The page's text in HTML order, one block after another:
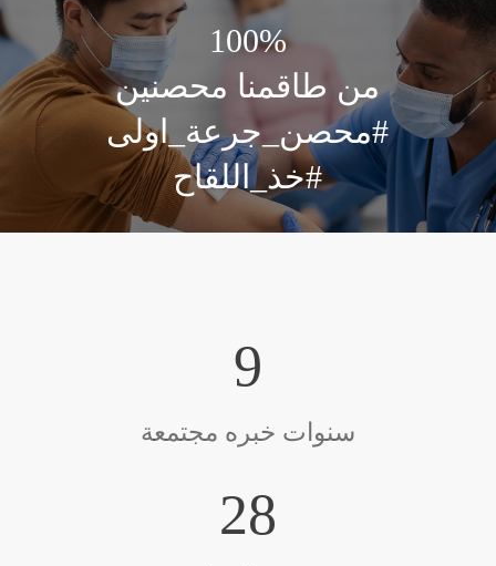
100%
من طاقمنا محصنين
#محصن_جرعة_اولى
#خذ_اللقاح
10
سنوات خبره مجتمعة
30